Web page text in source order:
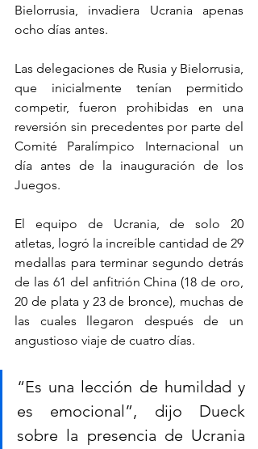
Bielorrusia, invadiera Ucrania apenas
ocho días antes.
Las delegaciones de Rusia y Bielorrusia,
que inicialmente tenían permitido
competir, fueron prohibidas en una
reversión sin precedentes por parte del
Comité Paralímpico Internacional un
día antes de la inauguración de los
Juegos.
El equipo de Ucrania, de solo 20
atletas, logró la increíble cantidad de 29
medallas para terminar segundo detrás
de las 61 del anfitrión China (18 de oro,
20 de plata y 23 de bronce), muchas de
las cuales llegaron después de un
angustioso viaje de cuatro días.
“Es una lección de humildad y
es emocional”, dijo Dueck
sobre la presencia de Ucrania